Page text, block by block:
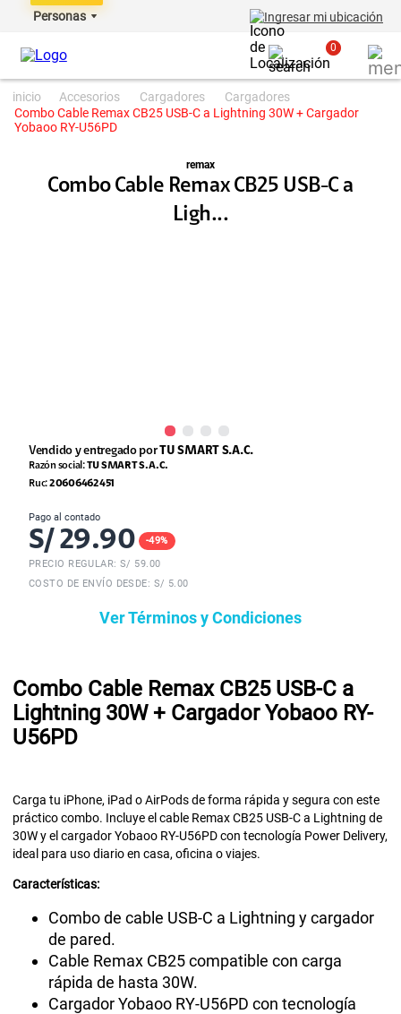
Personas Ingresar mi ubicación
0
accesorios cargadores
cargadores
Combo Cable Remax CB25 USB-C a Lightning 30W + Cargador
Yobaoo RY-U56PD
remax
Combo Cable Remax CB25 USB-C a
Ligh...
Vendido y entregado por TU SMART S.A.C.
Razón social:TU SMART S.A.C.
Ruc:20606462451
Pago al contado
S/ 29.90 -49%
PRECIO REGULAR: S/ 59.00
COSTO DE ENVÍO DESDE: S/ 5.00
Ver Términos y Condiciones
Combo Cable Remax CB25 USB-C a
Lightning 30W + Cargador Yobaoo RY-
U56PD
Carga tu iPhone, iPad o AirPods de forma rápida y segura con este
práctico combo. Incluye el cable Remax CB25 USB-C a Lightning de
30W y el cargador Yobaoo RY-U56PD con tecnología Power Delivery,
ideal para uso diario en casa, oficina o viajes.
Características:
Combo de cable USB-C a Lightning y cargador
de pared.
Cable Remax CB25 compatible con carga
rápida de hasta 30W.
Cargador Yobaoo RY-U56PD con tecnología